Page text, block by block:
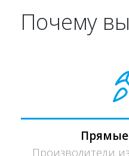
Почему
Прямые
Производители